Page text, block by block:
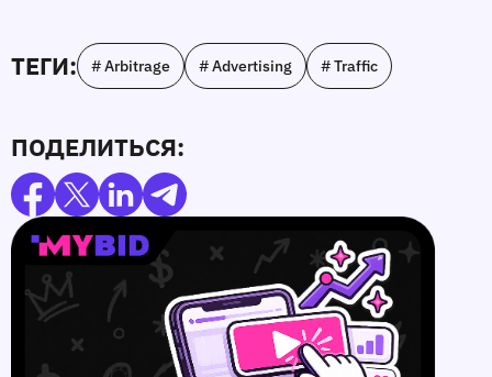
ТЕГИ: # Arbitrage # Advertising # Traffic
ПОДЕЛИТЬСЯ: